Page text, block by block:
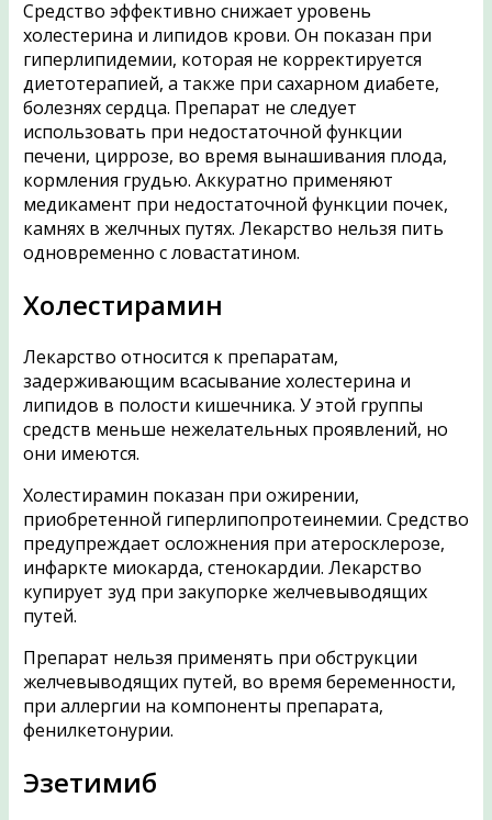
Средство эффективно снижает уровень
холестерина и липидов крови. Он показан при
гиперлипидемии, которая не корректируется
диетотерапией, а также при сахарном диабете,
болезнях сердца. Препарат не следует
использовать при недостаточной функции
печени, циррозе, во время вынашивания плода,
кормления грудью. Аккуратно применяют
медикамент при недостаточной функции почек,
камнях в желчных путях. Лекарство нельзя пить
одновременно с ловастатином.
Холестирамин
Лекарство относится к препаратам,
задерживающим всасывание холестерина и
липидов в полости кишечника. У этой группы
средств меньше нежелательных проявлений, но
они имеются.
Холестирамин показан при ожирении,
приобретенной гиперлипопротеинемии. Средство
предупреждает осложнения при атеросклерозе,
инфаркте миокарда, стенокардии. Лекарство
купирует зуд при закупорке желчевыводящих
путей.
Препарат нельзя применять при обструкции
желчевыводящих путей, во время беременности,
при аллергии на компоненты препарата,
фенилкетонурии.
Эзетимиб